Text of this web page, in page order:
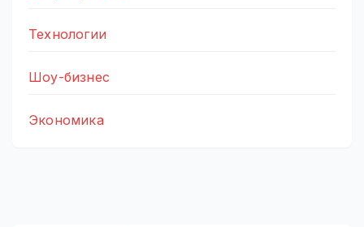
Технологии
Шоу-бизнес
Экономика